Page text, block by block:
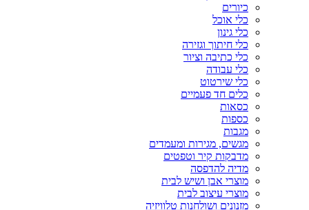
כיורים
כלי אוכל
כלי גינון
כלי חיתוך וגזירה
כלי כתיבה וציור
כלי עבודה
כלי שירטוט
כלים חד פעמיים
כסאות
כספות
מגבות
מגשים, מגירות ומעמדים
מדבקות קיר וטפטים
מדיה להדפסה
מוצרי אבן ושיש לבית
מוצרי עיצוב לבית
מזנונים ושולחנות טלוויזיה